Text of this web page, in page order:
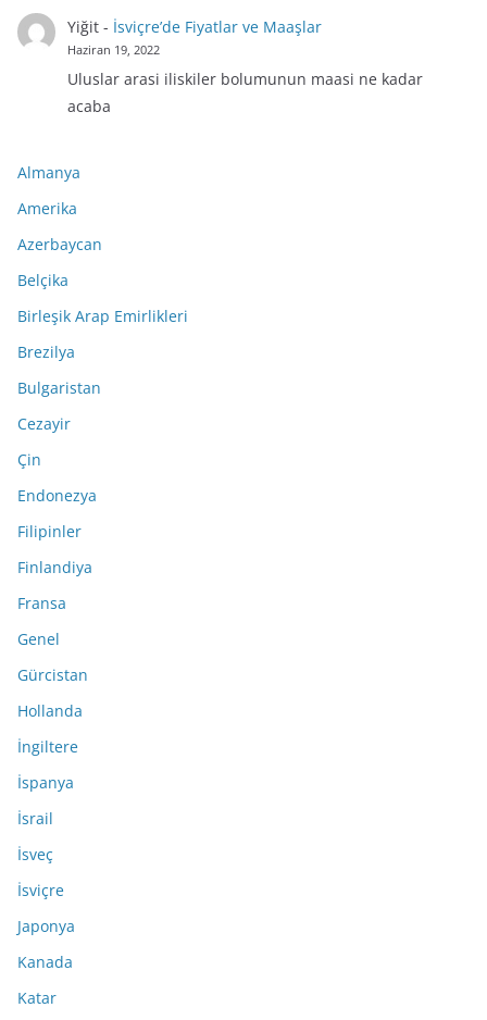
Yiğit- İsviçre’de Fiyatlar ve Maaşlar
Haziran 19, 2022
Uluslar arasi iliskiler bolumunun maasi ne kadar
acaba
Almanya
Amerika
Azerbaycan
Belçika
Birleşik Arap Emirlikleri
Brezilya
Bulgaristan
Cezayir
Çin
Endonezya
Filipinler
Finlandiya
Fransa
Genel
Gürcistan
Hollanda
İngiltere
İspanya
İsrail
İsveç
İsviçre
Japonya
Kanada
Katar